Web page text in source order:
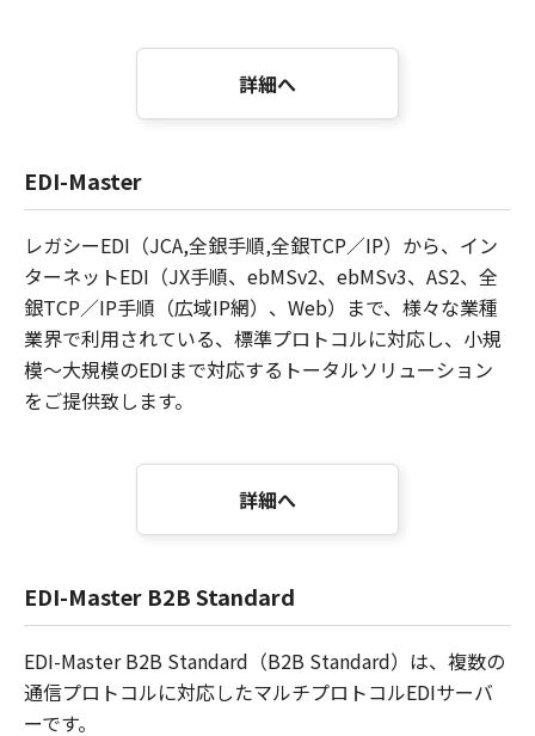
詳細へ
EDI-Master
レガシーEDI（JCA,全銀手順,全銀TCP／IP）から、イン
ターネットEDI（JX手順、ebMSv2、ebMSv3、AS2、全
銀TCP／IP手順（広域IP網）、Web）まで、様々な業種
業界で利用されている、標準プロトコルに対応し、小規
模～大規模のEDIまで対応するトータルソリューション
をご提供致します。
詳細へ
EDI-Master B2B Standard
EDI-Master B2B Standard（B2B Standard）は、複数の
通信プロトコルに対応したマルチプロトコルEDIサーバ
ーです。